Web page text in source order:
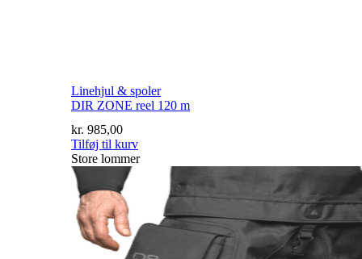
Linehjul & spoler
DIR ZONE reel 120 m
kr. 985,00
Tilføj til kurv
Store lommer